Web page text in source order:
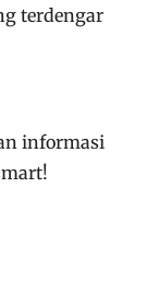
terdengar
informasi